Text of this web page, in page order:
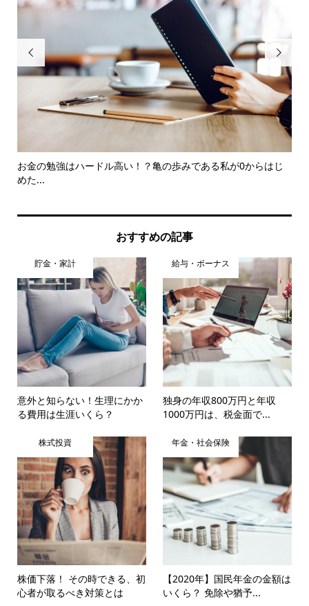

お金の勉強はハードル高い！？亀の歩みである私が0からはじ
めた...

おすすめの記事
貯金・家計
意外と知らない！生理にかか
る費用は生涯いくら？
給与・ボーナス
独身の年収800万円と年収
1000万円は、税金面で...
株式投資
株価下落！ その時できる、初
心者が取るべき対策とは
年金・社会保険
【2020年】国民年金の金額は
いくら？ 免除や猶予...